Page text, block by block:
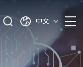
中文